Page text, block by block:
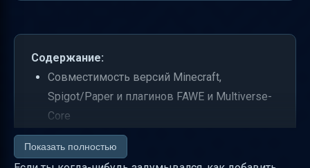
Содержание:
Совместимость версий Minecraft,
Spigot/Paper и плагинов FAWE и Multiverse-
Core
Какие исходные файлы нужны и как
проверить их целостность
Показать полностью